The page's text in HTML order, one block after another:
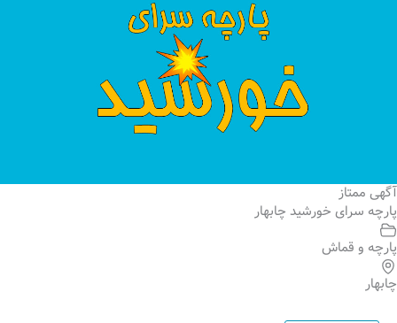
آگهی ممتاز
پارچه سرای خورشید چابهار
پارچه و قماش
چابهار